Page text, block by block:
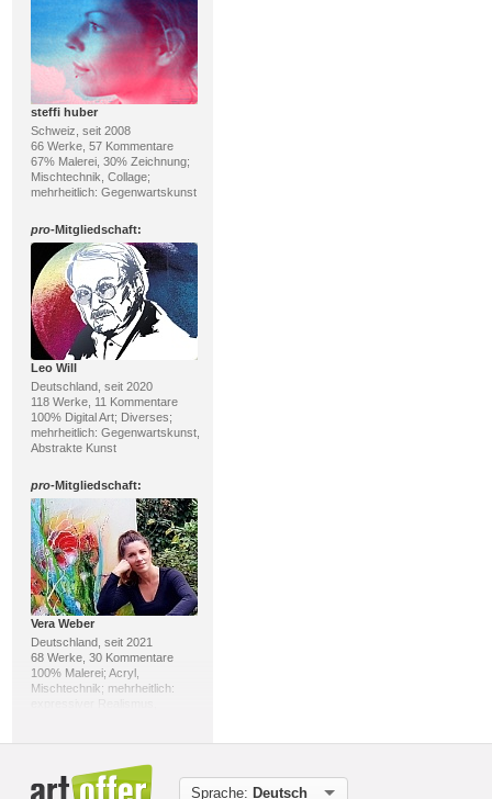
steffi huber
Schweiz, seit 2008
66 Werke, 57 Kommentare
67% Malerei, 30% Zeichnung;
Mischtechnik, Collage;
mehrheitlich: Gegenwartskunst
pro-Mitgliedschaft:
Leo Will
Deutschland, seit 2020
118 Werke, 11 Kommentare
100% Digital Art; Diverses;
mehrheitlich: Gegenwartskunst,
Abstrakte Kunst
pro-Mitgliedschaft:
Vera Weber
Deutschland, seit 2021
68 Werke, 30 Kommentare
100% Malerei; Acryl,
Mischtechnik; mehrheitlich:
Sprache: Deutsch